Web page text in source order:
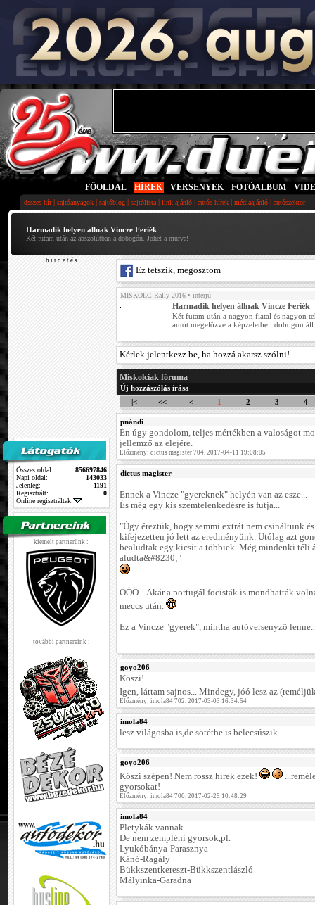
FŐOLDAL HÍREK VERSENYEK FOTÓALBUM
összes hír| sajtóanyagok | sajtóblog | sajtólista | link ajánló | autós hírek | médiaajánló | autószektor
Harmadik helyen állnak Vincze Feriék
Két futam után az abszolútban a dobogón. Jöhet a murva!
h i r d e t é s
Összes oldal:
856697846
Napi oldal:
143033
Jelenleg:
1191
Regisztrált:
0
Online regisztráltak:
kiemelt partnerünk :
további partnereink :
Ez tetszik, megosztom
MISKOLC Rally 2016 • interjú
Harmadik helyen állnak Vincze Feriék
Két futam után a nagyon fiatal és nagyon
autót megelőzve a képzeletbeli dobogón
Kérlek jelentkezz be, ha hozzá akarsz szólni!
Miskolciak fóruma
Új hozzászólás írása
|<
<< < 1 2 3 4
pnándi
Én úgy gondolom, teljes mértékben a valoságot
jellemző az elejére.
Előzmény: dictus magister 704. 2017-04-11 19:08:05
dictus magister
Ennek a Vincze "gyereknek" helyén van az esze...
És még egy kis szemtelenkedésre is futja...
"Úgy éreztük, hogy semmi extrát nem csináltunk
kifejezetten jó lett az eredményünk. Utólag azt
bealudtak egy kicsit a többiek. Még mindenki téli
aludta&#8230;"
ÖÖÖ... Akár a portugál focisták is mondhatták
meccs után.
Ez a Vincze "gyerek", mintha autóversenyző
goyo206
Köszi!
Igen, láttam sajnos... Mindegy, jóó lesz az
Előzmény: imola84 702. 2017-03-03 16:34:54
imola84
lesz világosba is,de sötétbe is belecsúszik
goyo206
Köszi szépen! Nem rossz hírek ezek!
gyorsokat!
Előzmény: imola84 700. 2017-02-25 10:48:29
imola84
Pletykák vannak
De nem zempléni gyorsok,pl.
Lyukóbánya-Parasznya
Kánó-Ragály
Bükkszentkereszt-Bükkszentlászló
Mályinka-Garadna